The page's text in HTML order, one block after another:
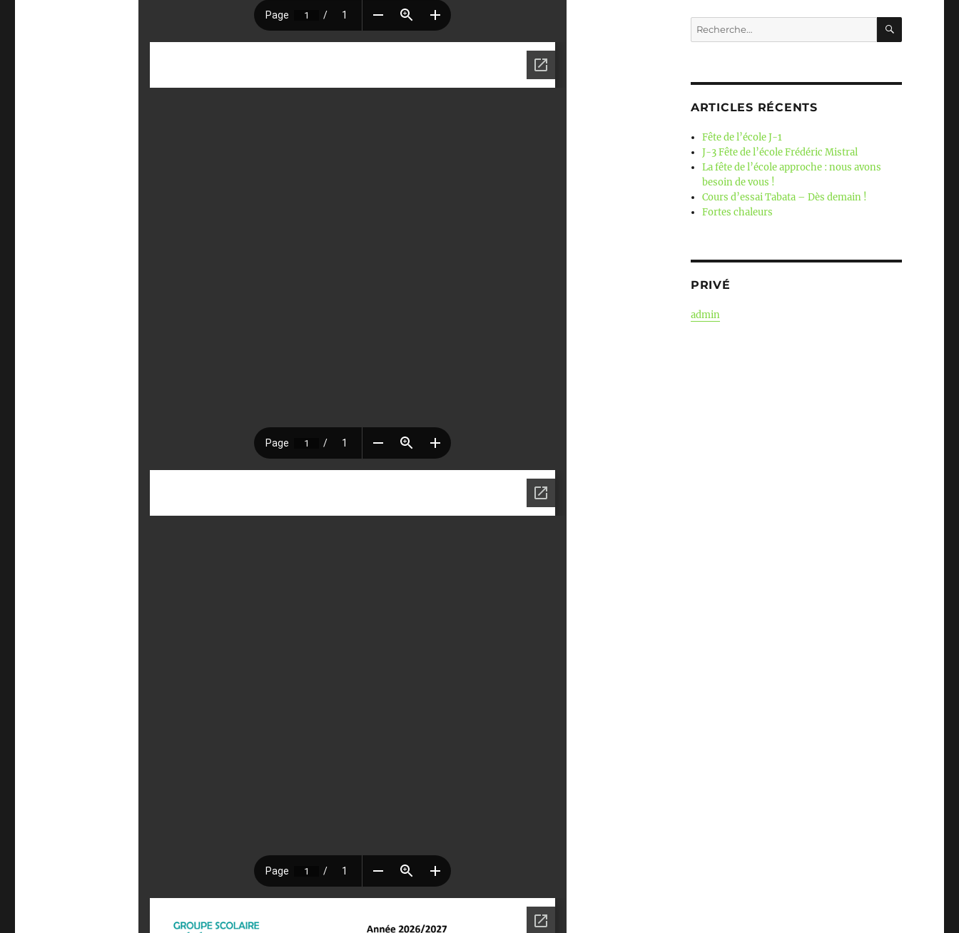
Recherche
pour :
ARTICLES RÉCENTS
Fête de l’école J-1
J-3 Fête de l’école Frédéric Mistral
La fête de l’école approche : nous avons
besoin de vous !
Cours d’essai Tabata – Dès demain !
Fortes chaleurs
PRIVÉ
admin